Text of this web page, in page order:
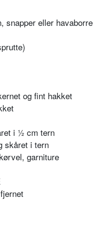
snapper eller havaborre
og fint hakket
i ½ cm tern
skåret i tern
garniture